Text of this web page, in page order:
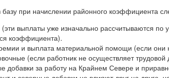
при начислении районного коэффициента
выплаты уже изначально рассчитываются по
коэффициента).
и выплата материальной помощи (если они
(если работник не осуществляет трудовой
добавки за работу на Крайнем Севере и